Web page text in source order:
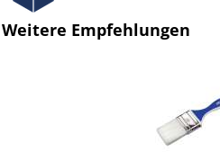
Weitere Empfehlungen